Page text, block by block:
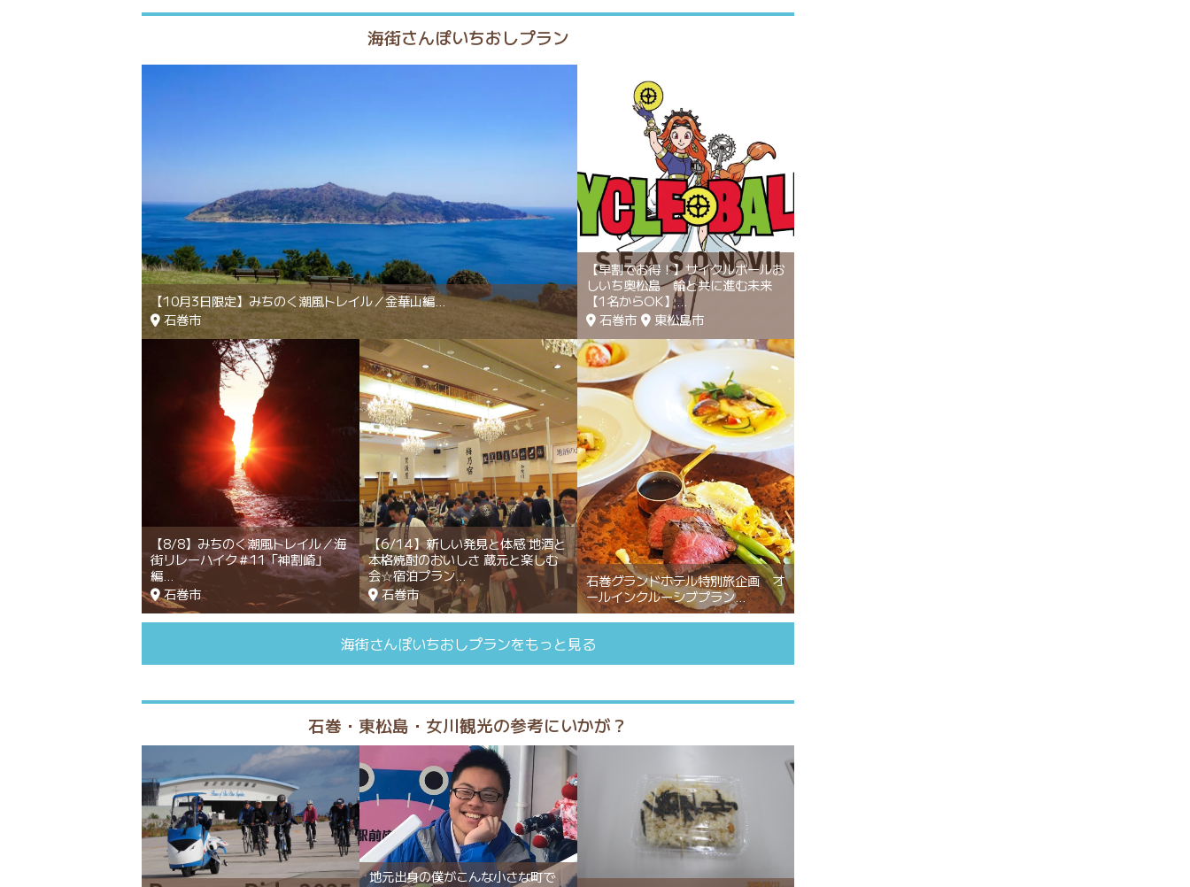
海街さんぽいちおしプラン
【10月3日限定】みちのく潮風トレイル／金華山編
石巻市
【早割でお得！】サイクルボールお
しいち奥松島 輪と共に進む未来
【1名からOK】
石巻市
東松島市
【8/8】みちのく潮風トレイル／海
街リレーハイク＃11「神割崎」
編
石巻市
【6/14】新しい発見と体感 地酒と
本格焼酎のおいしさ 蔵元と楽しむ
会☆宿泊プラン
石巻市
石巻グランドホテル特別旅企画 オ
ールインクルーシブプラン
海街さんぽいちおしプランをもっと見る
石巻・東松島・女川観光の参考にいかが？
地元出身の僕がこんな小さな町で